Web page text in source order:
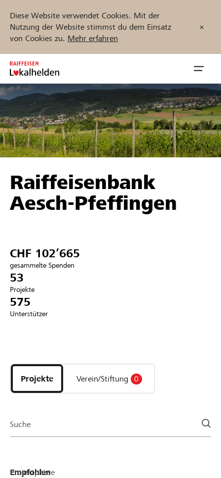
Diese Website verwendet Cookies. Mit der
Nutzung der Website stimmst du dem Einsatz
von Cookies zu. Mehr erfahren
Zum
Inhalt
springen
öffnen
Unterstützen
Hilfe & Support
Anmelden
Projekte und Organisationen finden
Jetzt starten
DE FR IT
Raiffeisenbank
Aesch-Pfeffingen
CHF 102’665
gesammelte Spenden
53
Projekte
575
Unterstützer
Projekte
und
Organisationen
Projekte Verein/Stiftung 0
Suche
Projektphase